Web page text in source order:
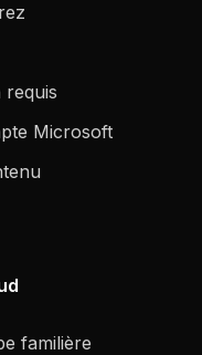
requis
Microsoft
familière